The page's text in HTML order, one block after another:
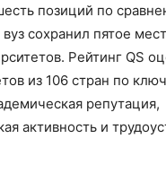
позиций по
сохранил пятое
Рейтинг QS
из 106 стран по
репутация,
активность и